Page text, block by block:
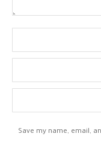
Save my name, email,